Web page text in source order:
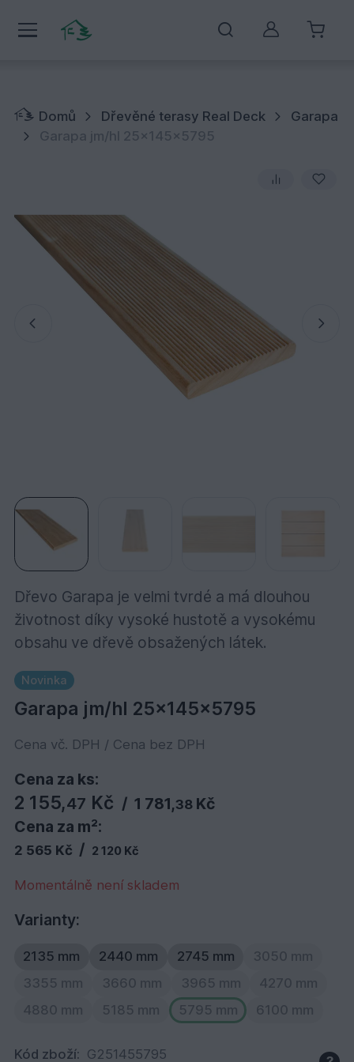
Můj účet
Domů Dřevěné terasy Real Deck
Garapa
Garapa jm/hl 25x145x5795
Dřevo Garapa je velmi tvrdé a má dlouhou
životnost díky vysoké hustotě a vysokému
obsahu ve dřevě obsažených látek.
Novinka
Garapa jm/hl 25x145x5795
Cena vč. DPH / Cena bez DPH
Cena za ks:
2 155,47 Kč / 1 781,38Kč
Cena za m²:
2 565 Kč / 2 120 Kč
Momentálně není skladem
Varianty:
2135 mm 2440 mm 2745 mm
3050 mm
3355 mm
3660 mm 3965 mm
4270 mm
4880 mm
5185 mm 5795 mm 6100 mm
Kód zboží: G251455795